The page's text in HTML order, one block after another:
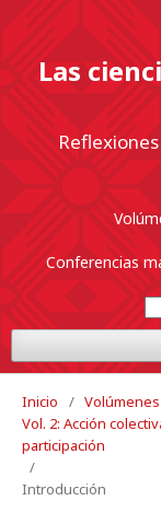
Las
Conferencias
Inicio / Volúmenes
Vol. 2: Acción
participación
/
Introducción